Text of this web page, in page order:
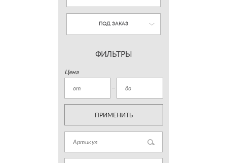
ПОД ЗАКАЗ
ФИЛЬТРЫ
Цена
ПРИМЕНИТЬ